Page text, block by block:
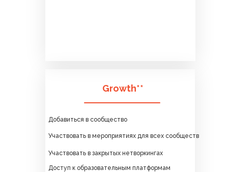
Growth**
Добавиться в сообщество
Участвовать в мероприятиях для всех сообществ
Участвовать в закрытых нетворкингах
Доступ к образовательным платформам